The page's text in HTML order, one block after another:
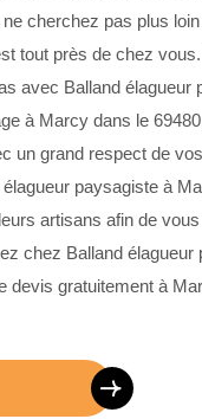
cherchez pas plus
tout près de chez
avec Balland élagueur
à Marcy dans le
un grand respect de
paysagiste à
artisans afin de
chez Balland élagueur
devis gratuitement à